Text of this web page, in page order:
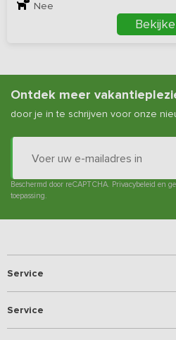
Nee
Ontdek meer
door je in te schrijven voor onze
Beschermd door reCAPTCHA. Privacybeleid en
toepassing.
Service
Service